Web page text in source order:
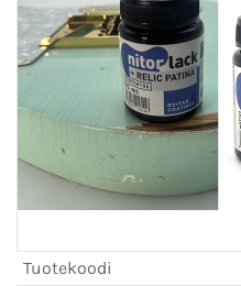
Tuotekoodi